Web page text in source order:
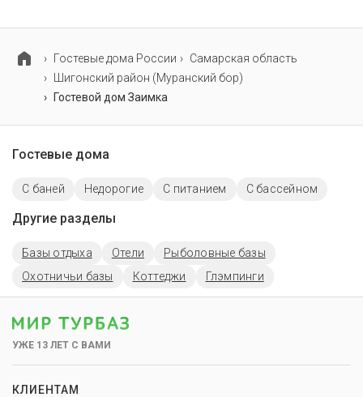
Гостевые дома России
Самарская область
Шигонский район (Муранский бор)
Гостевой дом Заимка
Гостевые дома
С баней Недорогие С питанием С бассейном
Другие разделы
Базы отдыха Отели
Рыболовные базы
Охотничьи базы
Коттеджи Глэмпинги
УЖЕ 13 ЛЕТ С ВАМИ
КЛИЕНТАМ